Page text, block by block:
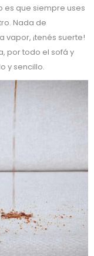
es que siempre uses
Nada de
vapor, ¡tenés suerte!
por todo el sofá y
y sencillo.